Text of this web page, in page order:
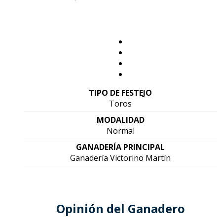
TIPO DE FESTEJO
Toros
MODALIDAD
Normal
GANADERÍA PRINCIPAL
Ganadería Victorino Martín
Opinión del Ganadero